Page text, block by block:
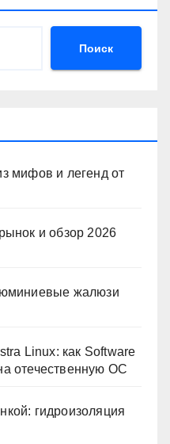
Поиск
мифов и легенд от
и обзор 2026
жалюзи
Linux: как Software
отечественную ОС
гидроизоляция